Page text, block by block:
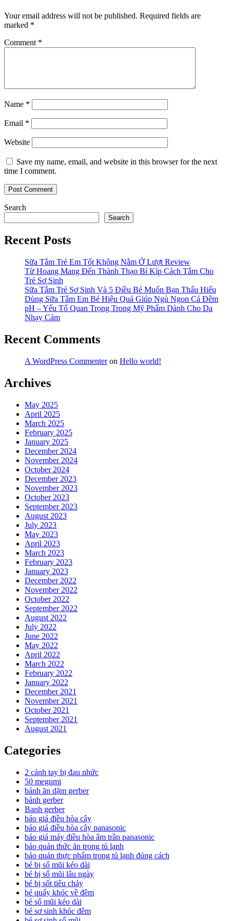
Your email address will not be published. Required fields are
marked *
Comment *
Name *
Email *
Website
Save my name, email, and website in this browser for the next
time I comment.
Search
Search
Recent Posts
Sữa Tắm Trẻ Em Tốt Không Nằm Ở Lượt Review
Từ Hoang Mang Đến Thành Thạo Bí Kíp Cách Tắm Cho
Trẻ Sơ Sinh
Sữa Tắm Trẻ Sơ Sinh Và 5 Điều Bé Muốn Bạn Thấu Hiểu
Dùng Sữa Tắm Em Bé Hiệu Quả Giúp Ngủ Ngon Cả Đêm
pH – Yếu Tố Quan Trọng Trong Mỹ Phẩm Dành Cho Da
Nhạy Cảm
Recent Comments
A WordPress Commenteron Hello world!
Archives
May 2025
April 2025
March 2025
February 2025
January 2025
December 2024
November 2024
October 2024
December 2023
November 2023
October 2023
September 2023
August 2023
July 2023
May 2023
April 2023
March 2023
February 2023
January 2023
December 2022
November 2022
October 2022
September 2022
August 2022
July 2022
June 2022
May 2022
April 2022
March 2022
February 2022
January 2022
December 2021
November 2021
October 2021
September 2021
August 2021
Categories
2 cánh tay bị đau nhức
50 megumi
bánh ăn dặm gerber
bánh gerber
Banh gerber
báo giá điều hòa cây
báo giá điều hòa cây panasonic
báo giá máy điều hòa âm trần panasonic
bảo quản thức ăn trong tủ lạnh
bảo quản thực phẩm trong tủ lạnh đúng cách
bé bị sổ mũi kéo dài
bé bị sổ mũi lâu ngày
bé bị sốt tiêu chảy
bé quấy khóc về đêm
bé sổ mũi kéo dài
bé sơ sinh khóc đêm